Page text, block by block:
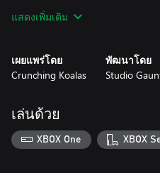
other's heads).
Waiting for friends to join you?
the single player campaign!
Fancy blocks for every occasion
To make the job more interesting,
blocks at your disposal. If you
wait until you have to try and
แสดงเพิ่มเติม
เผยแพร่โดย
Crunching Koalas
พัฒนาโดย
Studio
เล่นด้วย
XBOX One XBOX